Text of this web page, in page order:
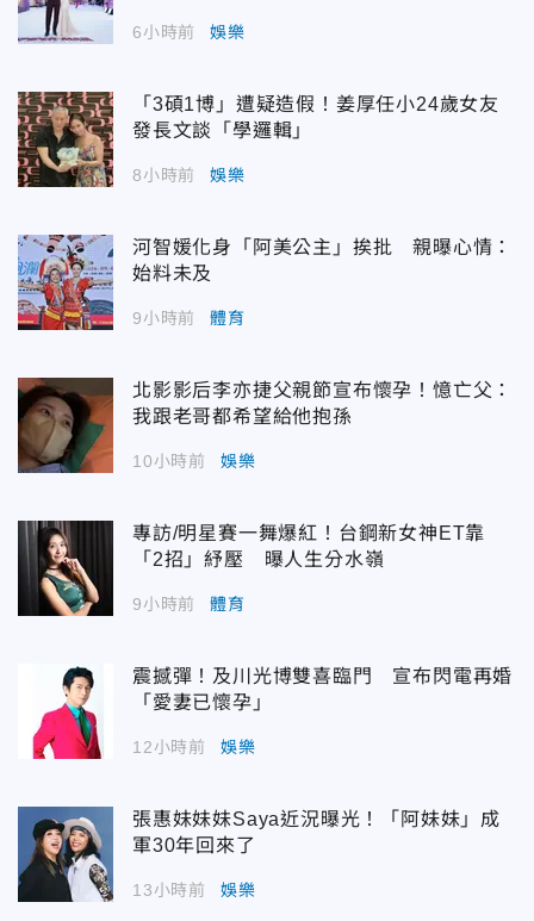
6小時前 娛樂
「3碩1博」遭疑造假！姜厚任小24歲女友
發長文談「學邏輯」
8小時前 娛樂
河智媛化身「阿美公主」挨批 親曝心情：
始料未及
9小時前 體育
北影影后李亦捷父親節宣布懷孕！憶亡父：
我跟老哥都希望給他抱孫
10小時前 娛樂
專訪/明星賽一舞爆紅！台鋼新女神ET靠
「2招」紓壓 曝人生分水嶺
9小時前 體育
震撼彈！及川光博雙喜臨門 宣布閃電再婚
「愛妻已懷孕」
12小時前 娛樂
張惠妹妹妹Saya近況曝光！「阿妹妹」成
軍30年回來了
13小時前 娛樂